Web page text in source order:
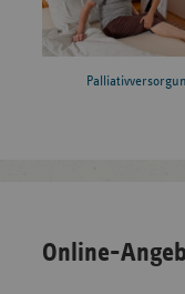
Online-